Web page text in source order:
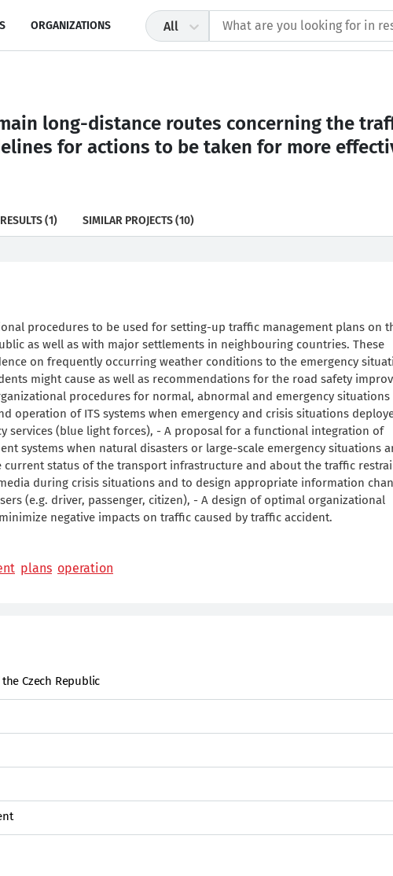
ORGANIZATIONS All
long-distance routes concerning the
for actions to be taken for more
RESULTS(1) SIMILAR PROJECTS(10)
procedures to be used for setting-up traffic management plans on
as well as with major settlements in neighbouring countries. These
on frequently occurring weather conditions to the emergency
might cause as well as recommendations for the road safety
procedures for normal, abnormal and emergency situations
operation of ITS systems when emergency and crisis situations
services (blue light forces), - A proposal for a functional integration of
systems when natural disasters or large-scale emergency situations
status of the transport infrastructure and about the traffic
during crisis situations and to design appropriate information
(e.g. driver, passenger, citizen), - A design of optimal organizational
negative impacts on traffic caused by traffic accident.
plans operation
Czech Republic